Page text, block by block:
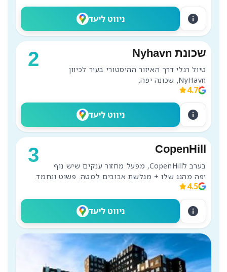
ניווט ליעד info
2 שכונת Nyhavn
טיול רגלי דרך האיזור ההיסטורי בעיר לכיוון
NyHavn, שכונה יפה.
4.7
ניווט ליעד info
3 CopenHill
בערב לCopenHill, מפעל מחזור ענקים שיש נוף
יפה מהגג שלו + מגלשת אבובים למטה. פשוט ונחמד.
4.5
ניווט ליעד info